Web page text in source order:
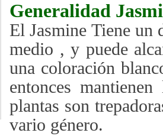
Generalidad
El Jasmine Tiene un
medio , y puede
una coloración
entonces
plantas son
vario género.